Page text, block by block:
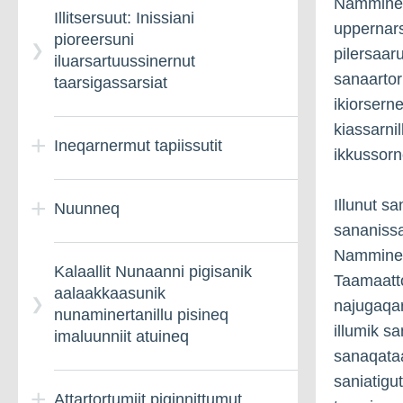
pillugu inatsit
Illitsersuut: Inissiani
pioreersuni
iluarsartuussinernut
taarsigassarsiat
Ineqarnermut tapiissutit
Ineqarnermut
Nuunneq
Kalaallit Nunaanni pigisanik
aalaakkaasunik
nunaminertanillu pisineq
imaluunniit atuineq
Attartortumiit piginnittumut
Illunut
illumik